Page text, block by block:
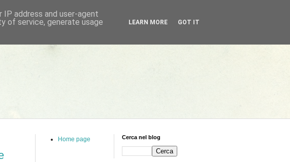
Home page Cerca nel blog
address and user-agent
of service, generate usage
LEARN MORE GOT IT